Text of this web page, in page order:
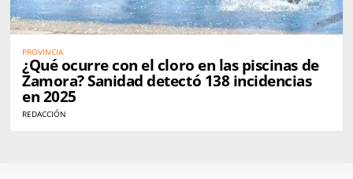
PROVINCIA
¿Qué ocurre con el cloro en las piscinas de
Zamora? Sanidad detectó 138 incidencias
en 2025
REDACCIÓN